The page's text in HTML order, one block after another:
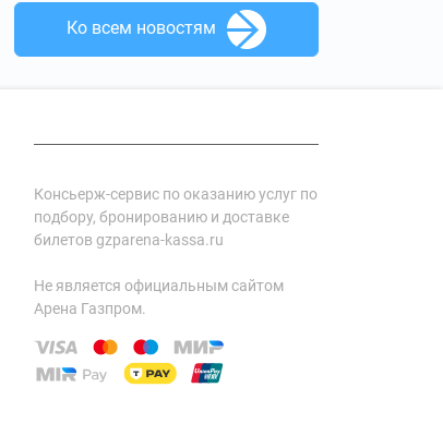
Ко всем новостям
Консьерж-сервис по оказанию услуг по
подбору, бронированию и доставке
билетов gzparena-kassa.ru
Не является официальным сайтом
Арена Газпром.